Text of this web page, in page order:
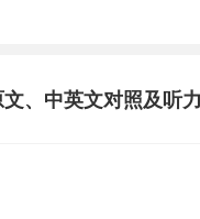
、中英文对照及听